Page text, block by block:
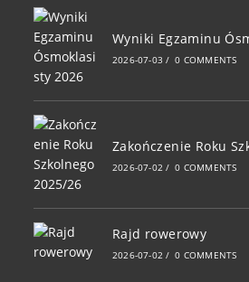
Wyniki Egzaminu
2026-07-03 / 0 COMMENTS
Zakończenie Roku
2026-07-02 / 0 COMMENTS
Rajd rowerowy
2026-07-02 / 0 COMMENTS